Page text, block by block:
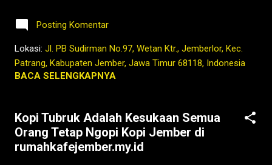
a belanda,nederlands,ind...
memang bahan yang sedikit banyak rewel,
untuk mendapatkan rasa yang maksimal
paling tidak harus disimpan dalam toples
kaca bukan plastik Jika harus menyimpan
kode 1,4,5 dan 7 itupun dalam jangka waktu
sekitar 6 bulan Kami menggunakan 2 jenis
HDPE dengan kode 5 (PP) dan kode 7 (bio-
Posting Komentar
Lokasi: Jl. PB Sudirman No.97, Wetan Ktr., Jemberlor, Kec.
Patrang, Kabupaten Jember, Jawa Timur 68118, Indonesia
BACA SELENGKAPNYA
Kopi Tubruk Adalah Kesukaan Semua
Orang Tetap Ngopi Kopi Jember di
rumahkafejember.my.id